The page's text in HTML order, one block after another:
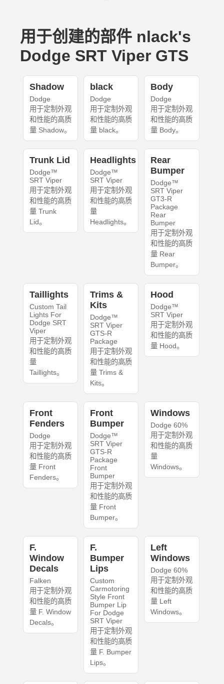
用于创建的部件 nlack's
Dodge SRT Viper GTS
Shadow
Dodge
用于定制外观
和性能的高质
量 Shadow。
black
Dodge
用于定制外观
和性能的高质
量 black。
Body
Dodge
用于定制外观
和性能的高质
量 Body。
Trunk Lid
Dodge™
SRT Viper
用于定制外观
和性能的高质
量 Trunk
Lid。
Headlights
Dodge™
SRT Viper
用于定制外观
和性能的高质
量
Headlights。
Rear
Bumper
Dodge™
SRT Viper
GT3-R
Package
Rear
Bumper
用于定制外观
和性能的高质
量 Rear
Bumper。
Taillights
Custom Tail
Lights For
Dodge SRT
Viper
用于定制外观
和性能的高质
量
Taillights。
Trims &
Kits
Dodge™
SRT Viper
GTS-R
Package
用于定制外观
和性能的高质
量 Trims &
Kits。
Hood
Dodge™
SRT Viper
用于定制外观
和性能的高质
量 Hood。
Front
Fenders
Dodge
用于定制外观
和性能的高质
量 Front
Fenders。
Front
Bumper
Dodge™
SRT Viper
GTS-R
Package
Front
Bumper
用于定制外观
和性能的高质
量 Front
Bumper。
Windows
Dodge 60%
用于定制外观
和性能的高质
量
Windows。
F.
Window
Decals
Falken
用于定制外观
和性能的高质
量 F. Window
Decals。
F.
Bumper
Lips
Custom
Carmotoring
Style Front
Bumper Lip
For Dodge
SRT Viper
用于定制外观
和性能的高质
量 F. Bumper
Lips。
Left
Windows
Dodge 60%
用于定制外观
和性能的高质
量 Left
Windows。